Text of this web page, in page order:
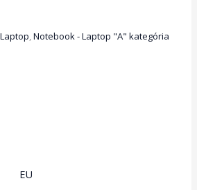
,Notebook - Laptop "A" kategória
EU